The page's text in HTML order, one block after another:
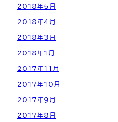
2018年5月
2018年4月
2018年3月
2018年1月
2017年11月
2017年10月
2017年9月
2017年8月